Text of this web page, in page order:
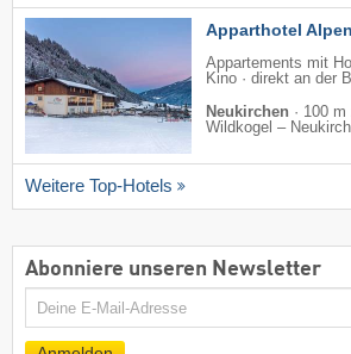
Apparthotel
Appartements mit
Kino · direkt an der
Neukirchen · 100
Wildkogel –
Weitere Top-Hotels
Abonniere unseren Newsletter
E-